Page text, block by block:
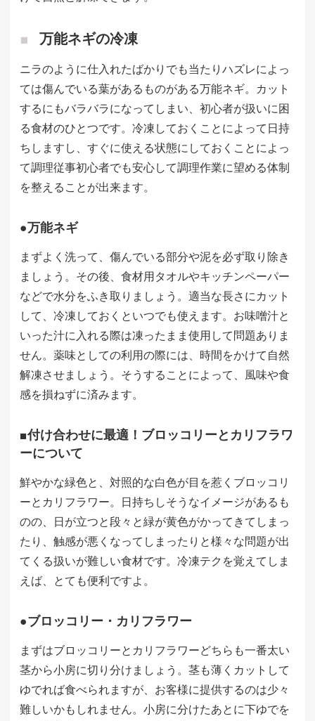
万能ネギの冷凍
ニラのように仕入れたばかりでも当たりハズレによっ
ては傷んでいる葉があるものがある万能ネギ。カット
するにもバラバラになってしまい、初心者が扱いに困
る食材のひとつです。冷凍しておくことによって日持
ちしますし、すぐに使える状態にしておくことによっ
て調理従事初心者でも安心して調理作業に望める体制
を整えることが出来ます。
●万能ネギ
まずよく洗って、傷んでいる部分や泥を必ず取り除き
ましょう。その後、食材用タオルやキッチンペーパー
などで水分をふき取りましょう。適当な長さにカット
して、冷凍しておくといつでも使えます。お味噌汁と
いった汁に入れる際は凍ったまま使用して問題ありま
せん。薬味としての利用の際には、時間をかけて自然
解凍させましょう。そうすることによって、風味や食
感を損ねずに済みます。
■付け合わせに最適！ブロッコリーとカリフラワ
ーについて
鮮やかな緑色と、対照的な白色が目を惹くブロッコリ
ーとカリフラワー。日持ちしそうなイメージがあるも
のの、日が立つと段々と緑が黄色がかってきてしまっ
たり、触感が悪くなってしまったりと様々な問題が出
てくる扱いが難しい食材です。冷凍テクを覚えてしま
えば、とても便利ですよ。
●ブロッコリー・カリフラワー
まずはブロッコリーとカリフラワーどちらも一番太い
茎から小房に切り分けましょう。茎も薄くカットして
ゆでれば食べられますが、お客様に提供するのは少々
難しいかもしれません。小房に分けたあとに下ゆでを